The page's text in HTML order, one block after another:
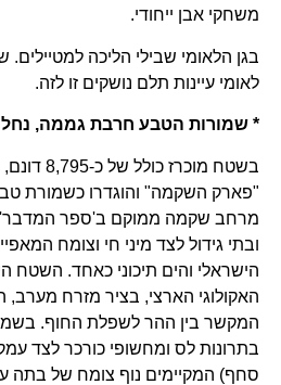
משחקי אבן ייחודי.
בגן הלאומי שבילי הליכה למטיילים.
לאומי עיינות תלם נושקים זו לזה.
* שמורות הטבע חרבת גממה, נחל
בשטח מוכרז
"פארק השקמה" והוגדרו כשמורת טבע
מרחב שקמה ממוקם ב'ספר המדבר'
ובתי גידול לצד מיני חי וצומח
הישראלי והים תיכוני כאחד. השטח
האקולוגי הארצי, בציר מזרח מערב,
המקשר בין ההר לשפלת החוף.
בתרונות לס ומחשופי כורכר לצד
סחף) המקיימים נוף צומח של בתה